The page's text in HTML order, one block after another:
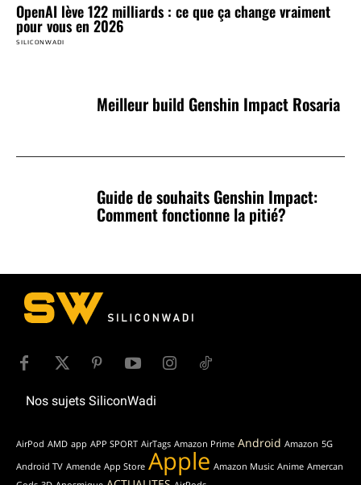
OpenAI lève 122 milliards : ce que ça change vraiment
pour vous en 2026
SILICONWADI
Meilleur build Genshin Impact Rosaria
Guide de souhaits Genshin Impact:
Comment fonctionne la pitié?
Nos sujets SiliconWadi
AirPod AMD app APP SPORT AirTags Amazon Prime Android Amazon 5G
Android TV Amende App Store Apple Amazon Music Anime Amercan